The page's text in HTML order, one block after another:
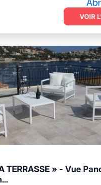
VOIR
TERRASSE » - Vue